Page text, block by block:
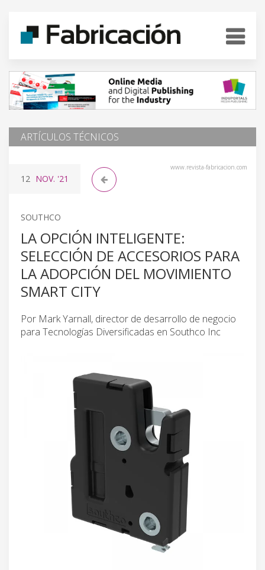
ARTÍCULOS TÉCNICOS
www.revista-fabricacion.com
12 NOV. '21
SOUTHCO
LA OPCIÓN INTELIGENTE:
SELECCIÓN DE ACCESORIOS PARA
LA ADOPCIÓN DEL MOVIMIENTO
SMART CITY
Por Mark Yarnall, director de desarrollo de negocio
para Tecnologías Diversificadas en Southco Inc